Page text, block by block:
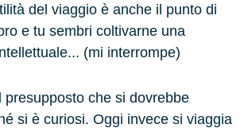
del viaggio è anche il punto di
e tu sembri coltivarne una
(mi interrompe)
presupposto che si dovrebbe
si è curiosi. Oggi invece si viaggia